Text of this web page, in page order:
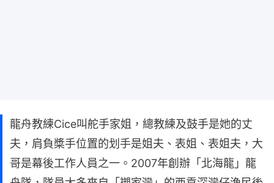
龍舟教練Cice叫舵手家姐，總教練及鼓手是她的丈
夫，肩負槳手位置的划手是姐夫、表姐、表姐夫，大
哥是幕後工作人員之一。2007年創辦「北海龍」龍